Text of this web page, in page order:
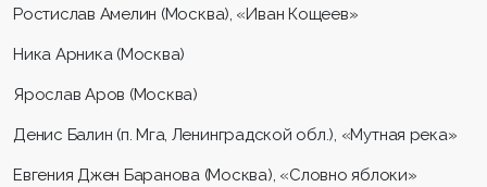
Ростислав Амелин (Москва), «Иван Кощеев»
Ника Арника (Москва)
Ярослав Аров (Москва)
Денис Балин (п. Мга, Ленинградской обл.), «Мутная река»
Евгения Джен Баранова (Москва), «Словно яблоки»